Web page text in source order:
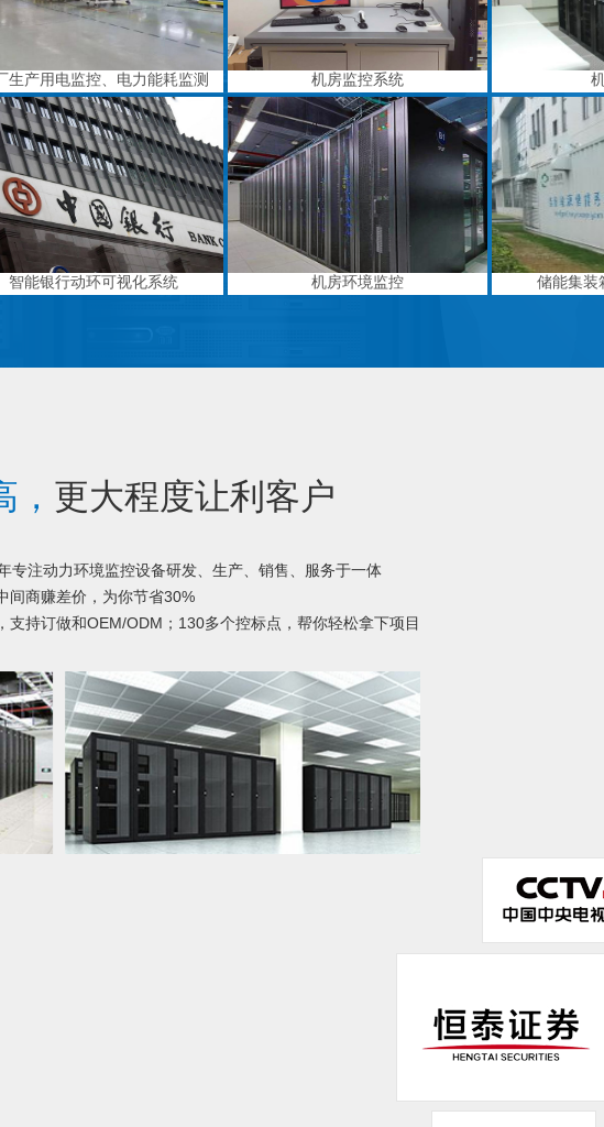
生产用电监控、电力能耗监测 机房监控系统
智能银行动环可视化系统 机房环境监控 储能集装
更大程度让利客户
专注动力环境监控设备研发、生产、销售、服务于一体
间商赚差价，为你节省30%
支持订做和OEM/ODM；130多个控标点，帮你轻松拿下项目